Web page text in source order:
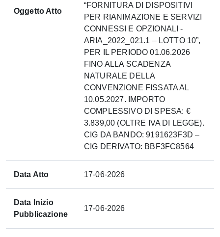
Oggetto Atto
“FORNITURA DI DISPOSITIVI
PER RIANIMAZIONE E SERVIZI
CONNESSI E OPZIONALI -
ARIA_2022_021.1 – LOTTO 10”,
PER IL PERIODO 01.06.2026
FINO ALLA SCADENZA
NATURALE DELLA
CONVENZIONE FISSATA AL
10.05.2027. IMPORTO
COMPLESSIVO DI SPESA: €
3.839,00 (OLTRE IVA DI LEGGE).
CIG DA BANDO: 9191623F3D –
CIG DERIVATO: BBF3FC8564
Data Atto 17-06-2026
Data Inizio
Pubblicazione
17-06-2026